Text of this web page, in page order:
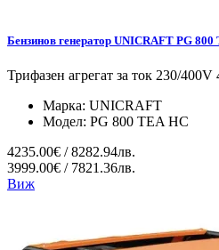
Бензинов генератор UNICRAFT PG
Трифазен агрегат за ток 230/
Марка: UNICRAFT
Модел: PG 800 TEA HC
4235.00€ / 8282.94лв.
3999.00€ / 7821.36лв.
Виж